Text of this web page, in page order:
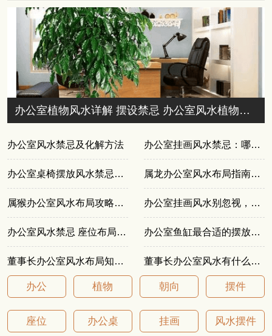
办公室植物风水详解 摆设禁忌 办公室风水植物有哪些
办公室风水禁忌及化解方法 办公室挂画风水禁忌：哪些画作能带来好运
办公室桌椅摆放风水禁忌和布局要点 属龙办公室风水布局指南：提升事业与财运的方法
属猴办公室风水布局攻略，提升财运与贵人运 办公室挂画风水别忽视，这些禁忌要注意
办公室风水禁忌 座位布局的风水 办公室鱼缸最合适的摆放位置
董事长办公室风水布局知识大公开 董事长办公室风水有什么讲究？关键布局详解
办公 植物 朝向 摆件
座位 办公桌 挂画 风水摆件